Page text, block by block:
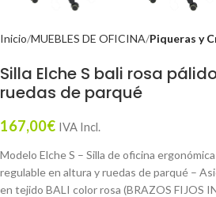
Inicio MUEBLES DE OFICINA Piqueras y
Silla Elche S bali rosa
ruedas de parqué
167,00€ IVA Incl.
Modelo Elche S – Silla de oficina
regulable en altura y ruedas de parqué –
en tejido BALI color rosa (BRAZOS FIJOS